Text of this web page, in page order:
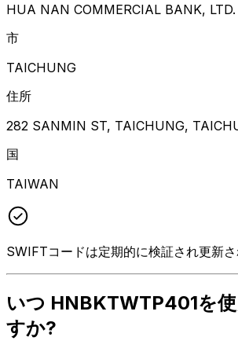
HUA NAN COMMERCIAL BANK, LTD.
市
TAICHUNG
住所
282 SANMIN ST, TAICHUNG,
国
TAIWAN
SWIFTコードは定期的に検証され更新
いつ HNBKTWTP401を
すか?